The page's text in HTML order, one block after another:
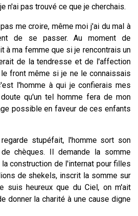
n'ai pas trouvé ce que je cherchais.
me croire, même moi j'ai du mal à
de se passer. Au moment de
à ma femme que si je rencontrais un
de la tendresse et de l'affection
front même si je ne le connaissais
l'homme à qui je confierais mes
qu'un tel homme fera de mon
possible en faveur de ces enfants
stupéfait, l'homme sort son
chèques. Il demande la somme
construction de l'internat pour filles
de shekels, inscrit la somme sur
suis heureux que du Ciel, on m'ait
donner la charité à une cause digne